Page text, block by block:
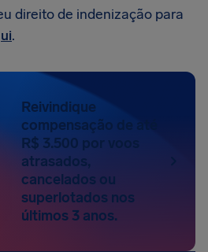
direito de indenização para
.
Reivindique
compensação de até
R$ 3.500 por voos
atrasados,
cancelados ou
superlotados nos
últimos 3 anos.